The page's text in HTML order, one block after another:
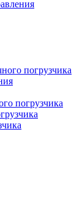
погрузчика
погрузчика